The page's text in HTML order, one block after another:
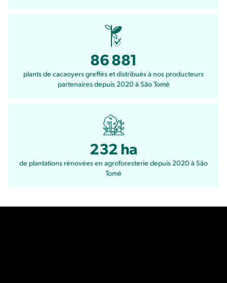
86 881
plants de cacaoyers greffés et distribués à nos producteurs
partenaires depuis 2020 à São Tomé
232 ha
de plantations rénovées en agroforesterie depuis 2020 à São
Tomé